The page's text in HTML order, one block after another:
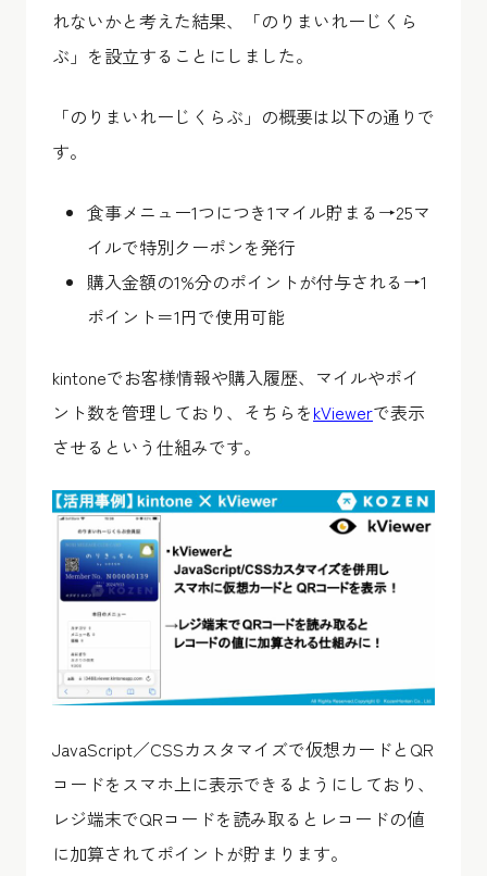
れないかと考えた結果、「のりまいれーじくら
ぶ」を設立することにしました。
「のりまいれーじくらぶ」の概要は以下の通りで
す。
食事メニュー1つにつき1マイル貯まる→25マ
イルで特別クーポンを発行
購入金額の1%分のポイントが付与される→1
ポイント＝1円で使用可能
kintoneでお客様情報や購入履歴、マイルやポイ
ント数を管理しており、そちらをkViewerで表示
させるという仕組みです。
JavaScript／CSSカスタマイズで仮想カードとQR
コードをスマホ上に表示できるようにしており、
レジ端末でQRコードを読み取るとレコードの値
に加算されてポイントが貯まります。